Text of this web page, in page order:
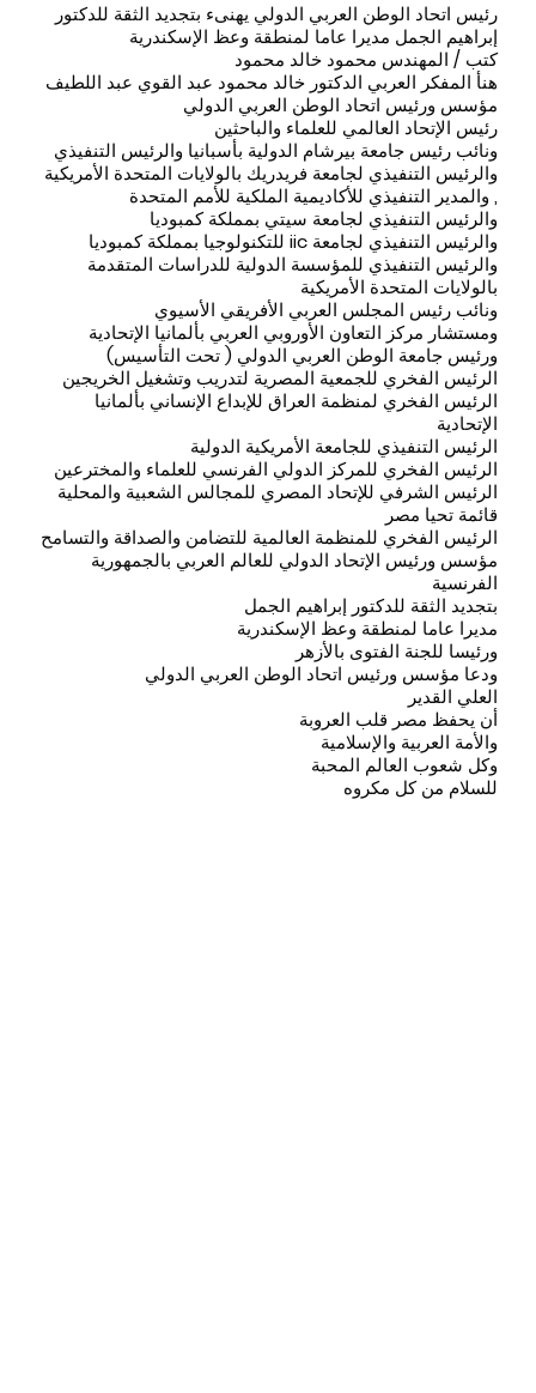
رئيس اتحاد الوطن العربي الدولي يهنىء بتجديد الثقة للدكتور
إبراهيم الجمل مديرا عاما لمنطقة وعظ الإسكندرية
كتب / المهندس محمود خالد محمود
هنأ المفكر العربي الدكتور خالد محمود عبد القوي عبد اللطيف
مؤسس ورئيس اتحاد الوطن العربي الدولي
رئيس الإتحاد العالمي للعلماء والباحثين
ونائب رئيس جامعة بيرشام الدولية بأسبانيا والرئيس التنفيذي
والرئيس التنفيذي لجامعة فريدريك بالولايات المتحدة الأمريكية
, والمدير التنفيذي للأكاديمية الملكية للأمم المتحدة
والرئيس التنفيذي لجامعة سيتي بمملكة كمبوديا
والرئيس التنفيذي لجامعة iic للتكنولوجيا بمملكة كمبوديا
والرئيس التنفيذي للمؤسسة الدولية للدراسات المتقدمة
بالولايات المتحدة الأمريكية
ونائب رئيس المجلس العربي الأفريقي الأسيوي
ومستشار مركز التعاون الأوروبي العربي بألمانيا الإتحادية
ورئيس جامعة الوطن العربي الدولي ( تحت التأسيس)
الرئيس الفخري للجمعية المصرية لتدريب وتشغيل الخريجين
الرئيس الفخري لمنظمة العراق للإبداع الإنساني بألمانيا
الإتحادية
الرئيس التنفيذي للجامعة الأمريكية الدولية
الرئيس الفخري للمركز الدولي الفرنسي للعلماء والمخترعين
الرئيس الشرفي للإتحاد المصري للمجالس الشعبية والمحلية
قائمة تحيا مصر
الرئيس الفخري للمنظمة العالمية للتضامن والصداقة والتسامح
مؤسس ورئيس الإتحاد الدولي للعالم العربي بالجمهورية
الفرنسية
بتجديد الثقة للدكتور إبراهيم الجمل
مديرا عاما لمنطقة وعظ الإسكندرية
ورئيسا للجنة الفتوى بالأزهر
ودعا مؤسس ورئيس اتحاد الوطن العربي الدولي
العلي القدير
أن يحفظ مصر قلب العروبة
والأمة العربية والإسلامية
وكل شعوب العالم المحبة
للسلام من كل مكروه